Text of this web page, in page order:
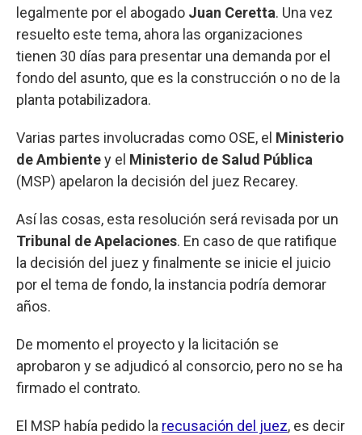
legalmente por el abogado Juan Ceretta. Una vez
resuelto este tema, ahora las organizaciones
tienen 30 días para presentar una demanda por el
fondo del asunto, que es la construcción o no de la
planta potabilizadora.
Varias partes involucradas como OSE, el Ministerio
de Ambientey el Ministerio de Salud Pública
(MSP) apelaron la decisión del juez Recarey.
Así las cosas, esta resolución será revisada por un
Tribunal de Apelaciones. En caso de que ratifique
la decisión del juez y finalmente se inicie el juicio
por el tema de fondo, la instancia podría demorar
años.
De momento el proyecto y la licitación se
aprobaron y se adjudicó al consorcio, pero no se ha
firmado el contrato.
El MSP había pedido la recusación del juez, es decir